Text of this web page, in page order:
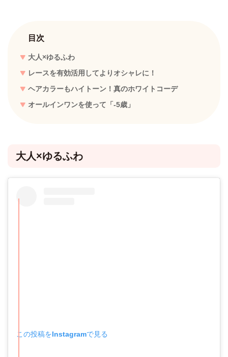
目次
大人×ゆるふわ
レースを有効活用してよりオシャレに！
ヘアカラーもハイトーン！真のホワイトコーデ
オールインワンを使って「-5歳」
大人×ゆるふわ
この投稿をInstagramで見る